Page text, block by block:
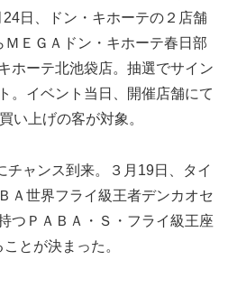
日、ドン・キホーテの２店舗
ＥＧＡドン・キホーテ春日部
ホーテ北池袋店。抽選でサイン
。イベント当日、開催店舗にて
い上げの客が対象。
チャンス到来。３月19日、タイ
Ａ世界フライ級王者デンカオセ
つＰＡＢＡ・Ｓ・フライ級王座
とが決まった。